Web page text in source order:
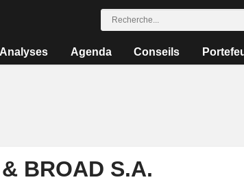
Analyses Agenda Conseils
BROAD S.A.